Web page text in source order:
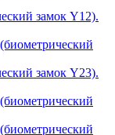
замок Y12).
замок Y23).